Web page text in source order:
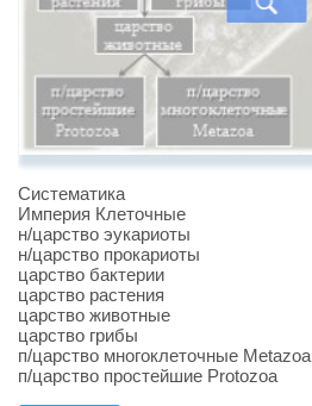
Систематика
Империя Клеточные
н/царство эукариоты
н/царство прокариоты
царство бактерии
царство растения
царство животные
царство грибы
п/царство многоклеточные Metazoa
п/царство простейшие Protozoa